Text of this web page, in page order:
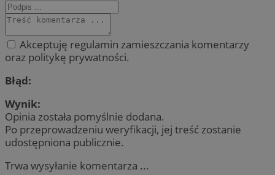
Akceptuję regulamin zamieszczania komentarzy
oraz politykę prywatności.
Błąd:
Wynik:
Opinia została pomyślnie dodana.
Po przeprowadzeniu weryfikacji, jej treść zostanie
udostępniona publicznie.
Trwa wysyłanie komentarza ...